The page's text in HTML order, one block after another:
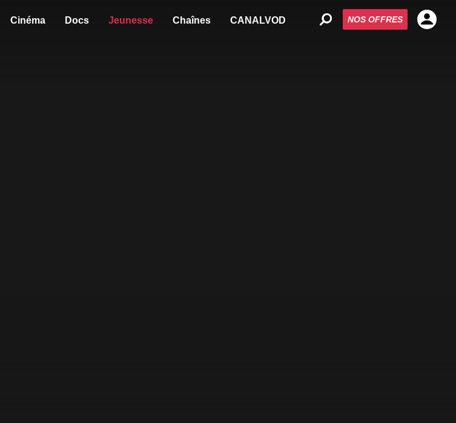
Cinéma Docs Jeunesse Chaînes CANALVOD NOS OFFRES